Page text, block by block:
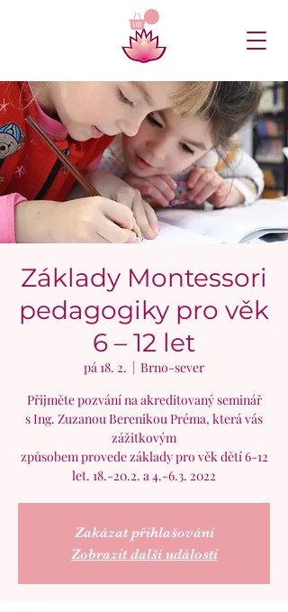
Základy Montessori
pedagogiky pro věk
6 – 12 let
pá 18. 2.
  |
Brno-sever
Přijměte pozvání na akreditovaný seminář
s Ing. Zuzanou Berenikou Préma, která vás
zážitkovým
způsobem provede základy pro věk dětí 6-12
let. 18.-20.2. a 4.-6.3. 2022
Zakázat přihlašování
Zobrazit další události